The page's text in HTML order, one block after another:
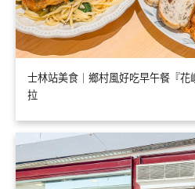
士林站美食｜鄉村風好吃早午餐『
拉